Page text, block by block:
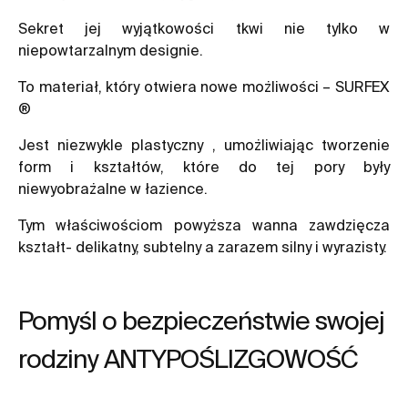
Sekret jej wyjątkowości tkwi nie tylko w
niepowtarzalnym designie.
To materiał, który otwiera nowe możliwości – SURFEX
®
Jest niezwykle plastyczny , umożliwiając tworzenie
form i kształtów, które do tej pory były
niewyobrażalne w łazience.
Tym właściwościom powyższa wanna zawdzięcza
kształt- delikatny, subtelny a zarazem silny i wyrazisty.
Pomyśl o bezpieczeństwie swojej
rodziny ANTYPOŚLIZGOWOŚĆ